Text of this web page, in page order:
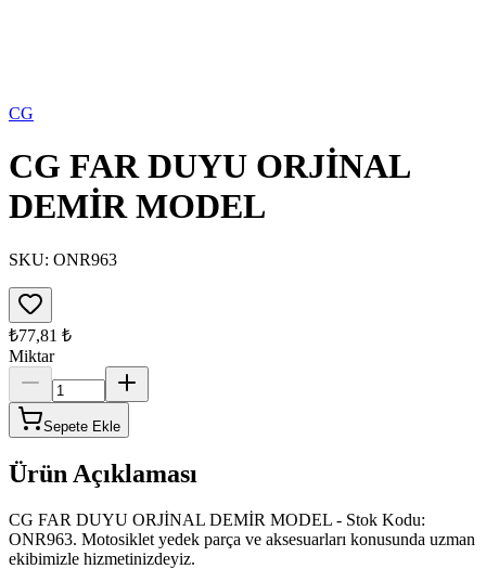
CG
CG FAR DUYU ORJİNAL
DEMİR MODEL
SKU: ONR963
₺77,81 ₺
Miktar
Sepete Ekle
Ürün Açıklaması
CG FAR DUYU ORJİNAL DEMİR MODEL - Stok Kodu:
ONR963. Motosiklet yedek parça ve aksesuarları konusunda uzman
ekibimizle hizmetinizdeyiz.